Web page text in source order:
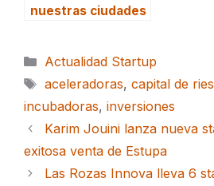
nuestras ciudades
Categorías
Actualidad Startup
Etiquetas
aceleradoras, capital de
incubadoras, inversiones
Karim Jouini lanza nueva
exitosa venta de Estupa
Las Rozas Innova lleva 6